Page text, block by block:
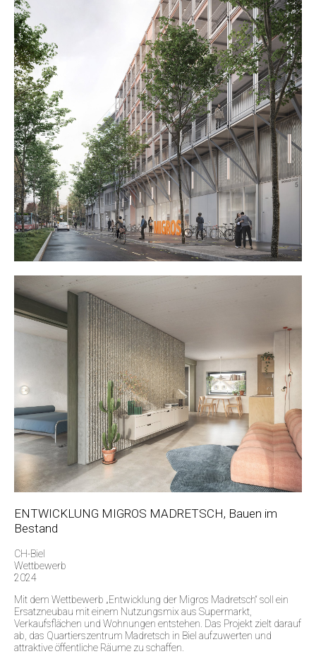
ENTWICKLUNG MIGROS MADRETSCH, Bauen im
Bestand
CH-Biel
Wettbewerb
2024
Mit dem Wettbewerb „Entwicklung der Migros Madretsch“ soll ein
Ersatzneubau mit einem Nutzungsmix aus Supermarkt,
Verkaufsflächen und Wohnungen entstehen. Das Projekt zielt darauf
ab, das Quartierszentrum Madretsch in Biel aufzuwerten und
attraktive öffentliche Räume zu schaffen.